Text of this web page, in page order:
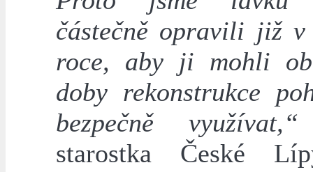
částečně opravili již v
roce, aby ji mohli
doby rekonstrukce
bezpečně využívat,“
starostka České